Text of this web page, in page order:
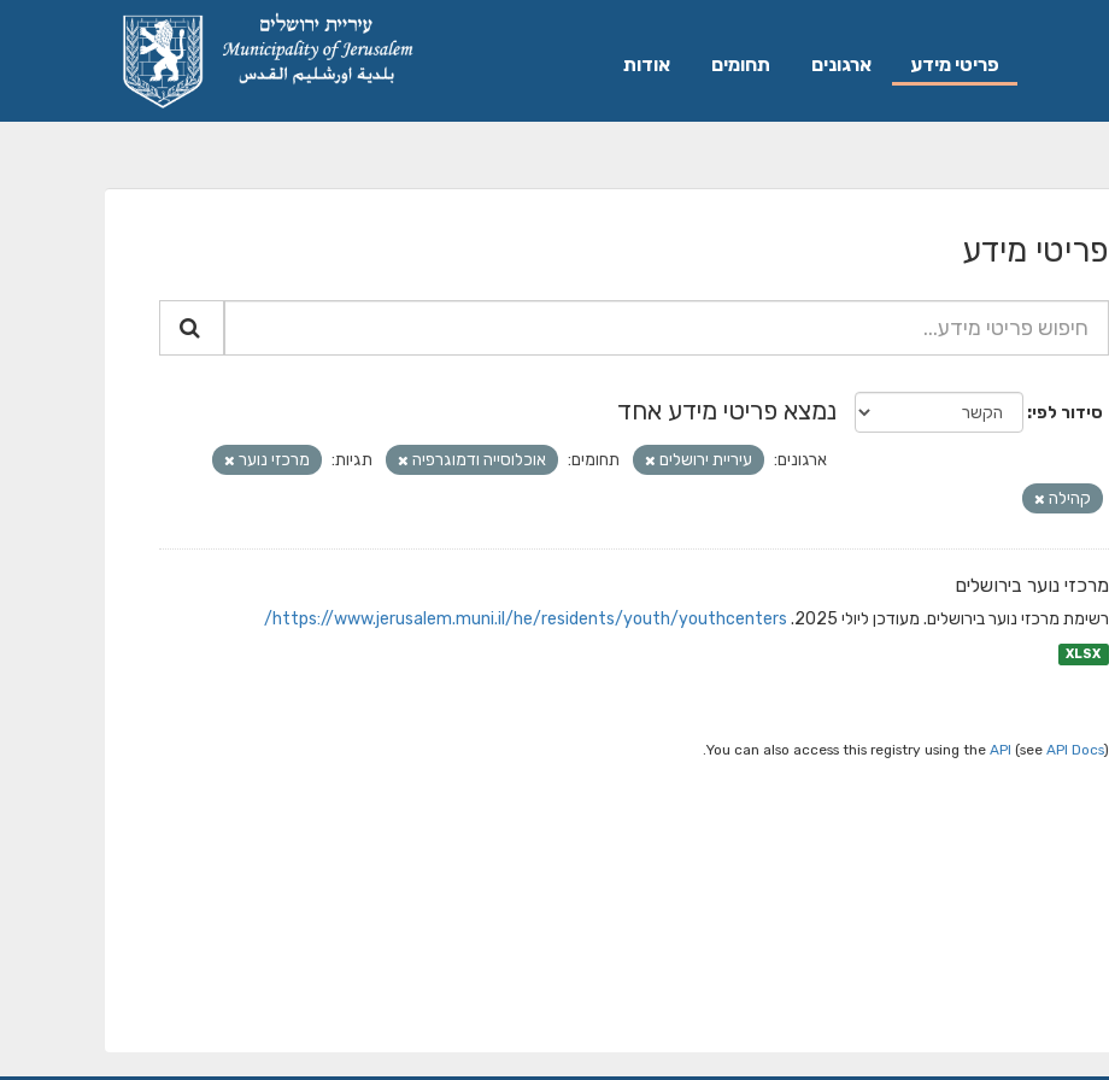
פריטי מידע ארגונים תחומים אודות
פריטי מידע
סידור לפי נמצא פריטי מידע אחד
ארגונים: עיריית ירושלים תחומים: אוכלוסייה ודמוגרפיה תגיות:
מרכזי נוער
קהילה
מרכזי נוער בירושלים
רשימת מרכזי נוער בירושלים. מעודכן ליולי 2025. https://www.jerusalem.muni.il/he/residents/youth/youthcenters/
XLSX
You can also access this registry using the API (see API Docs).